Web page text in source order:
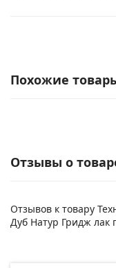
Похожие
Отзывы о
Отзывов к товару
Дуб Натур Гридж лак